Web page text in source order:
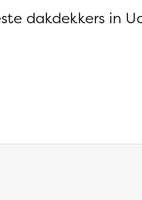
dakdekkers in